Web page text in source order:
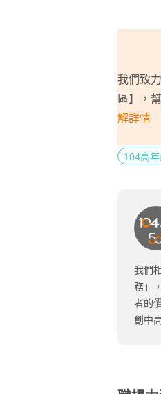
我們致
區】，
解詳情
104高年
我們
務」
者的
創中